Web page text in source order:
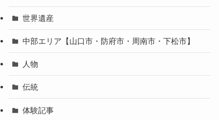
世界遺産
中部エリア【山口市・防府市・周南市・下松市】
人物
伝統
体験記事